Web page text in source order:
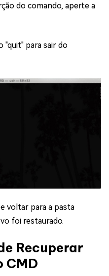
do comando, aperte a
"quit" para sair do
voltar para a pasta
foi restaurado.
Recuperar
CMD